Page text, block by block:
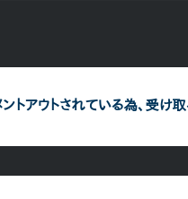
アウトされている為、受け